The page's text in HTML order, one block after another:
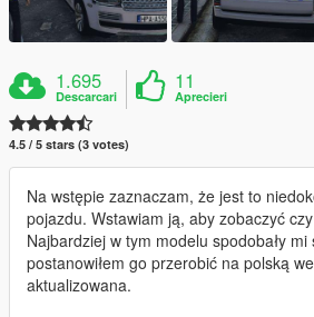
1.695
Descarcari
11
Aprecieri
4.5 / 5 stars (3 votes)
Na wstępie zaznaczam, że jest to
pojazdu. Wstawiam ją, aby zobaczyć
Najbardziej w tym modelu spodobały
postanowiłem go przerobić na polską
aktualizowana.